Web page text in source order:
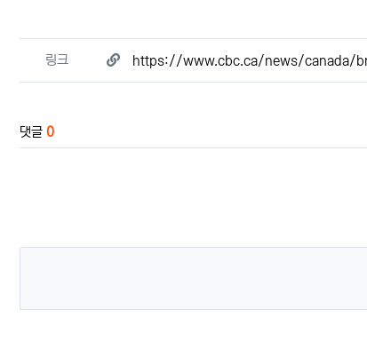
관련자료
링크 https://www.cbc.ca/news/canada/
댓글 0